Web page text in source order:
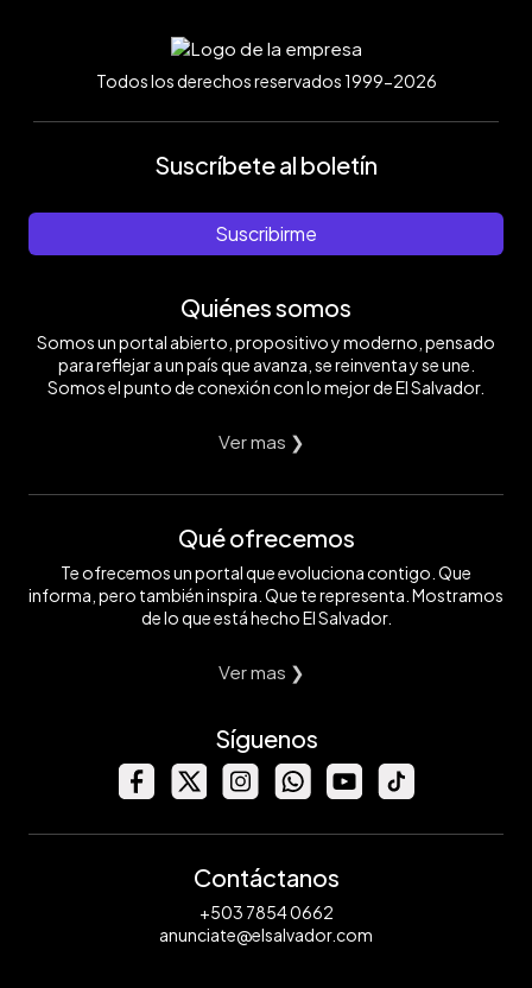
Todos los derechos reservados 1999-2026
Suscríbete al boletín
Suscribirme
Quiénes somos
Somos un portal abierto, propositivo y moderno, pensado
para reflejar a un país que avanza, se reinventa y se une.
Somos el punto de conexión con lo mejor de El Salvador.
Ver mas ❯
Qué ofrecemos
Te ofrecemos un portal que evoluciona contigo. Que
informa, pero también inspira. Que te representa. Mostramos
de lo que está hecho El Salvador.
Ver mas ❯
Síguenos
Contáctanos
+503 7854 0662
anunciate@elsalvador.com